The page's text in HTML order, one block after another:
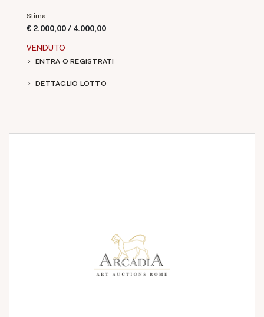
Stima
€ 2.000,00 / 4.000,00
VENDUTO
ENTRA O REGISTRATI
DETTAGLIO LOTTO